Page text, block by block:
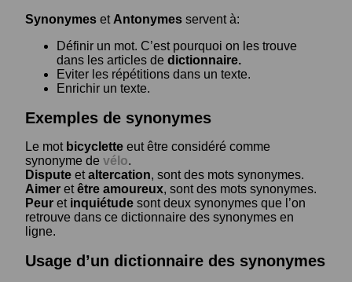
Synonymes et Antonymes servent à:
Définir un mot. C’est pourquoi on les trouve
dans les articles de dictionnaire.
Eviter les répétitions dans un texte.
Enrichir un texte.
Exemples de synonymes
Le mot bicyclette eut être considéré comme
synonyme de vélo.
Dispute etaltercation, sont des mots synonymes.
Aimer etêtre amoureux, sont des mots synonymes.
Peur et inquiétude sont deux synonymes que l’on
retrouve dans ce dictionnaire des synonymes en
ligne.
Usage d’un dictionnaire des synonymes